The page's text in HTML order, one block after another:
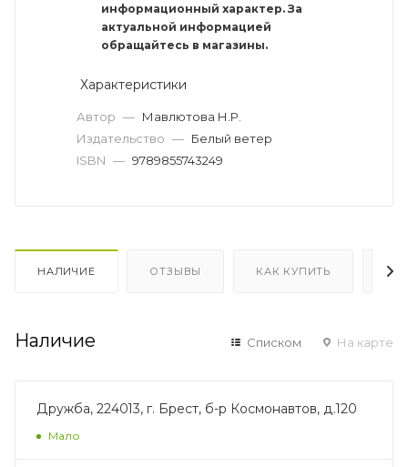
информационный характер. За
актуальной информацией
обращайтесь в магазины.
Характеристики
Автор — Мавлютова Н.Р.
Издательство — Белый ветер
ISBN — 9789855743249
НАЛИЧИЕ ОТЗЫВЫ КАК КУПИТЬ
Наличие Списком На карте
Дружба, 224013, г. Брест, б-р Космонавтов, д.120
Мало